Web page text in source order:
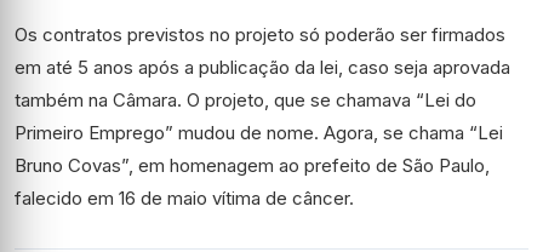
Os contratos previstos no projeto só poderão ser firmados
em até 5 anos após a publicação da lei, caso seja aprovada
também na Câmara. O projeto, que se chamava “Lei do
Primeiro Emprego” mudou de nome. Agora, se chama “Lei
Bruno Covas”, em homenagem ao prefeito de São Paulo,
falecido em 16 de maio vítima de câncer.